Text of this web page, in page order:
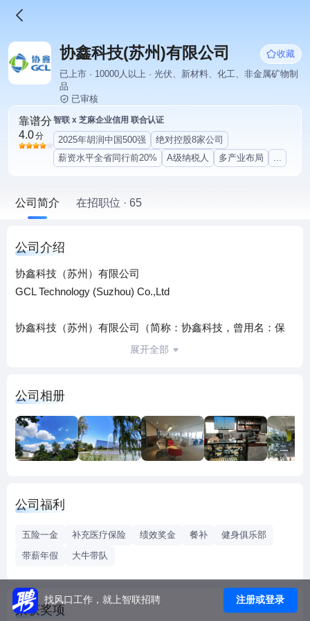
协鑫科技(苏州)有限公司
收藏
已上市 · 10000人以上 · 光伏、新材料、化工、非金属矿物制
品
已审核
靠谱分
4.0分
智联 x 芝麻企业信用 联合认证
2025年胡润中国500强
绝对控股8家公司
薪资水平全省同行前20%
A级纳税人 多产业布局 ...
公司简介 在招职位 · 65
公司介绍
协鑫科技（苏州）有限公司
GCL Technology (Suzhou) Co.,Ltd
协鑫科技（苏州）有限公司（简称：协鑫科技，曾用名：保
利协鑫）成立于2006年，2007年11月在香港上市，股票代码
强。公司总部位于苏州，在香港、徐州、乐山、包头、宁夏
等地设有子公司和研发中心。
协鑫科技肩负着“专注绿色发展，持续改善人类生存环境”的使
动者地位。
公司在国内最先研发的改良西门子法（GCL法）超大规模多
晶硅生产工艺，荣获国家专利奖；流化床法（FBR）技术，
公司拥有自主知识产权，并荣获中国、法国光伏原材料领域
的首张碳足迹证书，创下国内外最低的硅料碳足迹纪录。
展开全部
公司相册
公司福利
五险一金 补充医疗保险 绩效奖金 餐补
健身俱乐部
带薪年假
大牛带队
荣获奖项
找风口工作，就上智联招聘 注册或登录